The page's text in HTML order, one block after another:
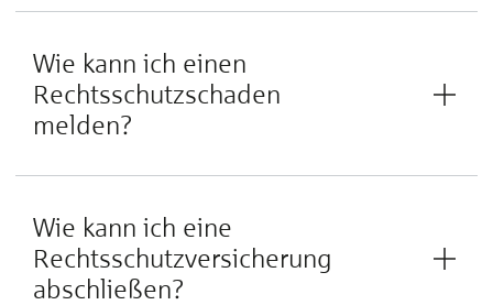
Wie kann ich einen
Rechtsschutzschaden
melden?
Wie kann ich eine
Rechtsschutzversicherung
abschließen?